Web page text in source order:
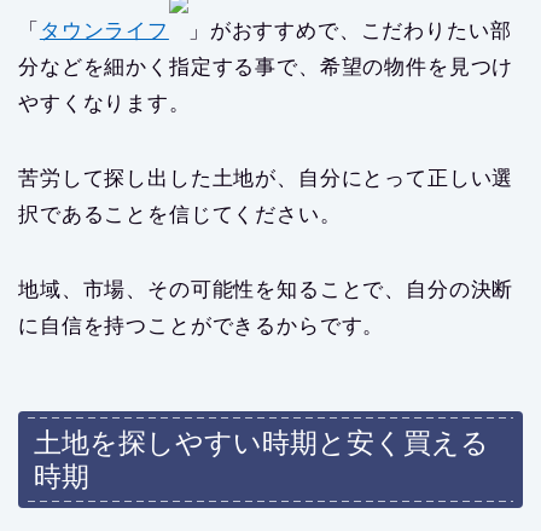
「 タウンライフ
」がおすすめで、こだわりたい部
分などを細かく指定する事で、希望の物件を見つけ
やすくなります。
苦労して探し出した土地が、自分にとって正しい選
択であることを信じてください。
地域、市場、その可能性を知ることで、自分の決断
に自信を持つことができるからです。
土地を探しやすい時期と安く買える
時期